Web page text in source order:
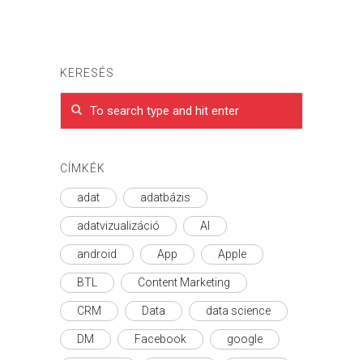
KERESÉS
CÍMKÉK
adat adatbázis
adatvizualizáció AI
android App Apple
BTL Content Marketing
CRM Data data science
DM Facebook google